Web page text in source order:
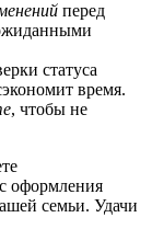
перед
статуса
время.
, чтобы не
оформления
семьи. Удачи